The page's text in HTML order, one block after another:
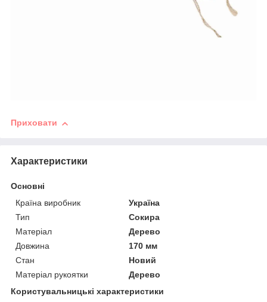
Приховати
Характеристики
Основні
Країна виробник
Україна
Тип
Сокира
Матеріал
Дерево
Довжина
170 мм
Стан
Новий
Матеріал рукоятки
Дерево
Користувальницькі характеристики